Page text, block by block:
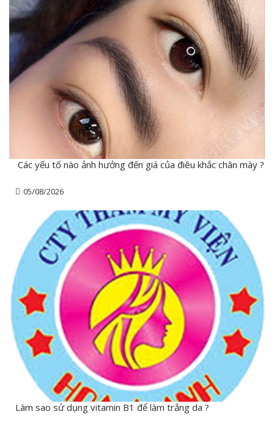
Các yếu tố nào ảnh hưởng đến giá của điêu khắc chân mày ?
05/08/2026
Làm sao sử dụng vitamin B1 để làm trắng da ?